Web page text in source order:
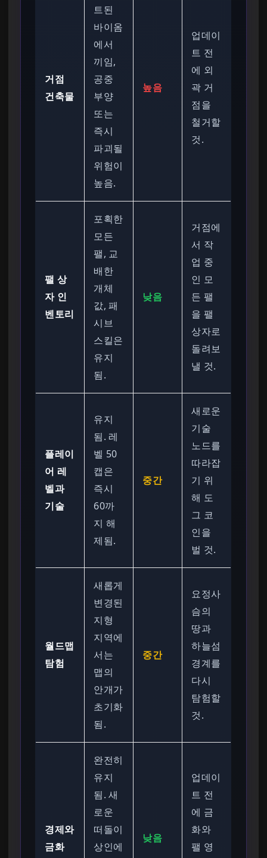
거점
건축물
트된
바이옴
에서
끼임,
공중
부양
또는
즉시
파괴될
위험이
높음.
높음
업데이
트 전
에 외
곽 거
점을
철거할
것.
팰 상
자 인
벤토리
포획한
모든
팰, 교
배한
개체
값, 패
시브
스킬은
유지
됨.
낮음
거점에
서 작
업 중
인 모
든 팰
을 팰
상자로
돌려보
낼 것.
플레이
어 레
벨과
기술
유지
됨. 레
벨 50
캡은
즉시
60까
지 해
제됨.
중간
새로운
기술
노드를
따라잡
기 위
해 도
그 코
인을
벌 것.
월드맵
탐험
새롭게
변경된
지형
지역에
서는
맵의
안개가
초기화
됨.
중간
요정사
슴의
땅과
하늘섬
경계를
다시
탐험할
것.
경제와
금화
완전히
유지
됨. 새
로운
떠돌이
상인에
낮음
업데이
트 전
에 금
화와
팰 영